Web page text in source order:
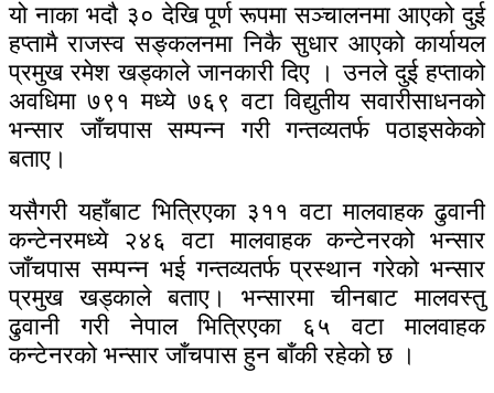
यो नाका भदौ ३० देखि पूर्ण रूपमा सञ्चालनमा आएको दुई
हप्तामै राजस्व सङ्कलनमा निकै सुधार आएको कार्यायल
प्रमुख रमेश खड्काले जानकारी दिए । उनले दुई हप्ताको
अवधिमा ७९१ मध्ये ७६९ वटा विद्युतीय सवारीसाधनको
भन्सार जाँचपास सम्पन्न गरी गन्तव्यतर्फ पठाइसकेको
बताए।
यसैगरी यहाँबाट भित्रिएका ३११ वटा मालवाहक ढुवानी
कन्टेनरमध्ये २४६ वटा मालवाहक कन्टेनरको भन्सार
जाँचपास सम्पन्न भई गन्तव्यतर्फ प्रस्थान गरेको भन्सार
प्रमुख खड्काले बताए। भन्सारमा चीनबाट मालवस्तु
ढुवानी गरी नेपाल भित्रिएका ६५ वटा मालवाहक
कन्टेनरको भन्सार जाँचपास हुन बाँकी रहेको छ ।